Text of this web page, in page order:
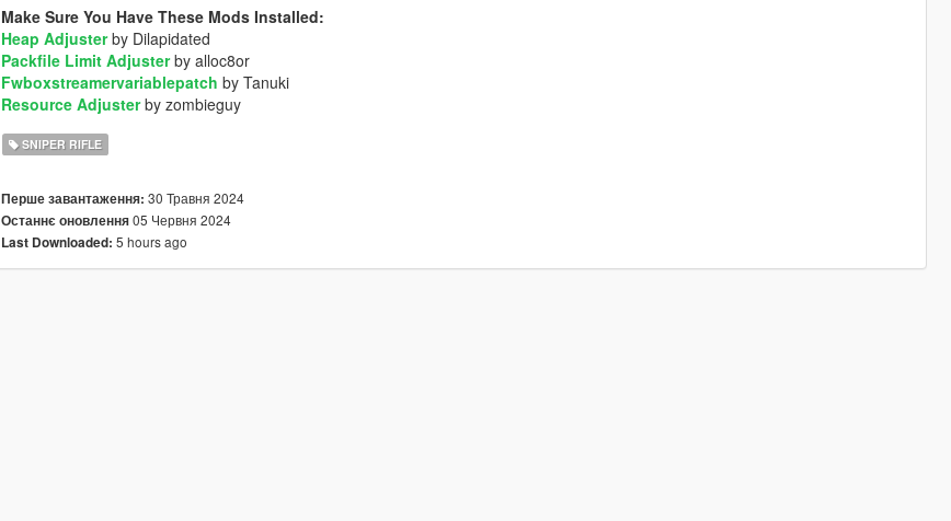
Make Sure You Have These Mods Installed:
Heap Adjusterby Dilapidated
Packfile Limit Adjusterby alloc8or
Fwboxstreamervariablepatch by Tanuki
Resource Adjusterby zombieguy
SNIPER RIFLE
Перше завантаження: 30 Травня 2024
Останнє оновлення05 Червня 2024
Last Downloaded: 5 hours ago